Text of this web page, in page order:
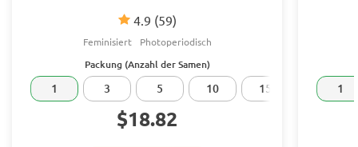
4.9 (59)
Feminisiert Photoperiodisch
Packung (Anzahl der Samen)
1 3 5 10 15 20
$18.82
1